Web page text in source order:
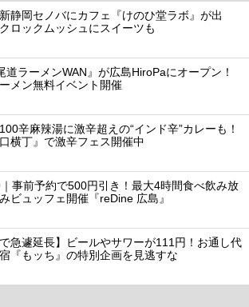
静岡セノバにカフェ『けのひ堂ラボ』が出
ロックムッシュにスイーツも
道ラーメンWAN』が広島HiroPaにオープン！
メン無料イベント開催
辛麻辣湯に激辛超えの“インド辛”カレーも！
口横丁』で激辛フェス開催中
事前予約で500円引き！最大4時間食べ飲み放
ビュッフェ開催『reDine 広島』
で急遽延長】ビールやサワーが111円！お通し代
『もッち』の特別企画を見逃すな